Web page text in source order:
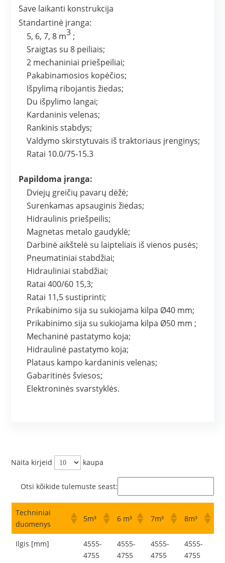
Save laikanti konstrukcija
Standartinė įranga:
5, 6, 7, 8 m3 ;
Sraigtas su 8 peiliais;
2 mechaniniai priešpeiliai;
Pakabinamosios kopėčios;
Išpylimą ribojantis žiedas;
Du išpylimo langai;
Kardaninis velenas;
Rankinis stabdys;
Valdymo skirstytuvais iš traktoriaus įrenginys;
Ratai 10.0/75-15.3
Papildoma įranga:
Dviejų greičių pavarų dėžė;
Surenkamas apsauginis žiedas;
Hidraulinis priešpeilis;
Magnetas metalo gaudyklė;
Darbinė aikštelė su laipteliais iš vienos pusės;
Pneumatiniai stabdžiai;
Hidrauliniai stabdžiai;
Ratai 400/60 15,3;
Ratai 11,5 sustiprinti;
Prikabinimo sija su sukiojama kilpa Ø40 mm;
Prikabinimo sija su sukiojama kilpa Ø50 mm ;
Mechaninė pastatymo koja;
Hidraulinė pastatymo koja;
Plataus kampo kardaninis velenas;
Gabaritinės šviesos;
Elektroninės svarstyklės.
Näita kirjeid kaupa
Otsi kõikide tulemuste seast:
Techniniai
duomenys
5m³ 6 m³ 7m³ 8m³
Ilgis [mm]
4555-
4755
4555-
4755
4555-
4755
4555-
4755